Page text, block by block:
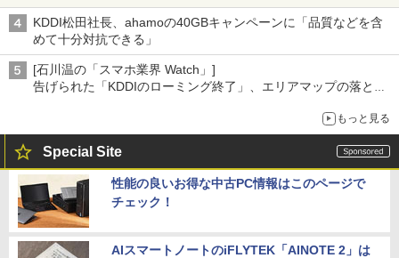
KDDI松田社長、ahamoの40GBキャンペーンに「品質などを含
めて十分対抗できる」
[石川温の「スマホ業界 Watch」]
告げられた「KDDIのローミング終了」、エリアマップの落とし
もっと見る
Special Site
性能の良いお得な中古PC情報はこのページで
チェック！
AIスマートノートのiFLYTEK「AINOTE 2」は